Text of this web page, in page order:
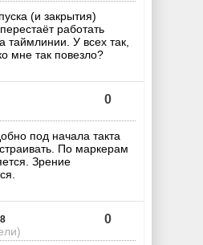
(и закрытия)
работать
таймлинии. У всех так,
мне так повезло?
0
под начала такта
По маркерам
Зрение
0